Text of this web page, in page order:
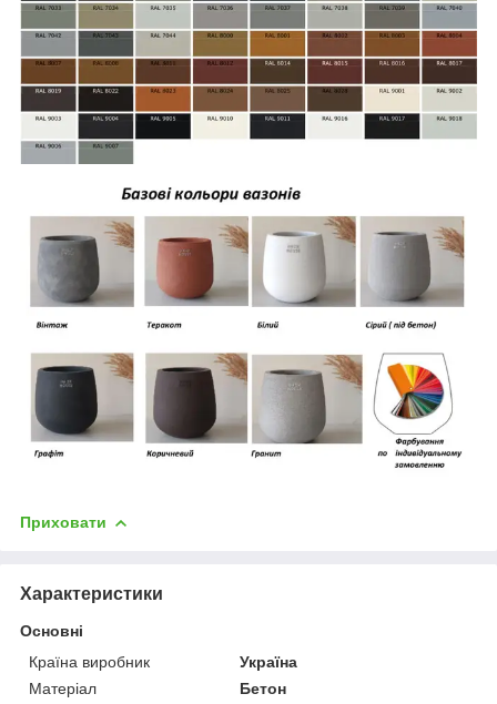
Приховати
Характеристики
Основні
Країна виробник
Україна
Матеріал
Бетон